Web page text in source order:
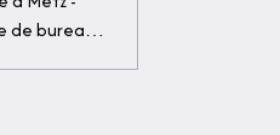
de bureaux,